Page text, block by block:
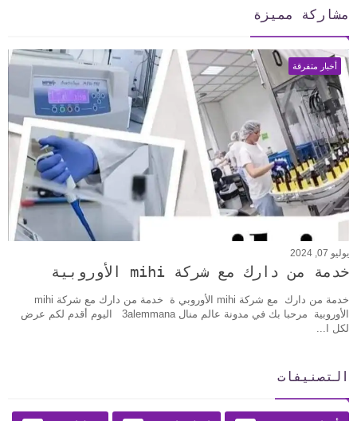
مشاركة مميزة
أخبار متفرقة
يوليو 07, 2024
خدمة من دارك مع شركة mihi الأوروبية
خدمة من دارك مع شركة mihi الأوروبي ة خدمة من دارك مع شركة mihi
الأوروبية مرحبا بك في مدونة عالم منال 3alemmana اليوم أقدم لكم عرض
لكل ا...
التصنيفات